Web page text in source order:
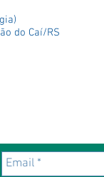
do Caí/RS